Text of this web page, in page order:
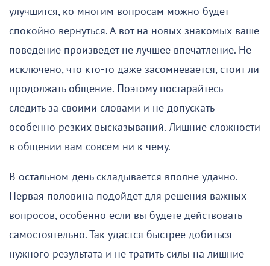
улучшится, ко многим вопросам можно будет
спокойно вернуться. А вот на новых знакомых ваше
поведение произведет не лучшее впечатление. Не
исключено, что кто-то даже засомневается, стоит ли
продолжать общение. Поэтому постарайтесь
следить за своими словами и не допускать
особенно резких высказываний. Лишние сложности
в общении вам совсем ни к чему.
В остальном день складывается вполне удачно.
Первая половина подойдет для решения важных
вопросов, особенно если вы будете действовать
самостоятельно. Так удастся быстрее добиться
нужного результата и не тратить силы на лишние